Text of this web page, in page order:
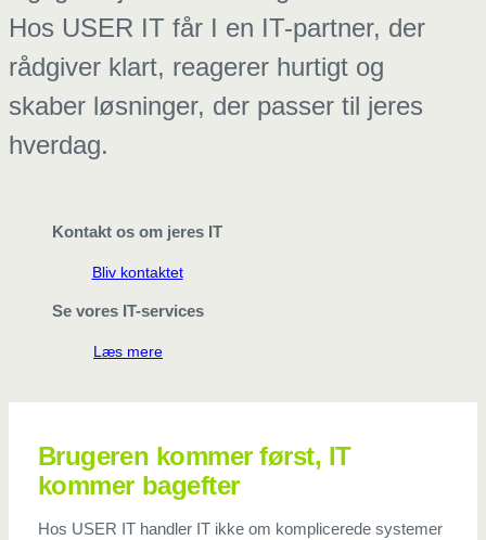
Hos USER IT får I en IT-partner, der
rådgiver klart, reagerer hurtigt og
skaber løsninger, der passer til jeres
hverdag.
Kontakt os om jeres IT
Bliv kontaktet
Se vores IT-services
Læs mere
Brugeren kommer først, IT
kommer bagefter
Hos USER IT handler IT ikke om komplicerede systemer